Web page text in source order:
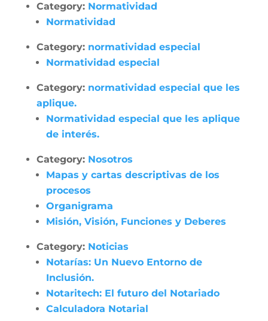
Category: Normatividad
Normatividad
Category: normatividad especial
Normatividad especial
Category: normatividad especial que les
aplique.
Normatividad especial que les aplique
de interés.
Category: Nosotros
Mapas y cartas descriptivas de los
procesos
Organigrama
Misión, Visión, Funciones y Deberes
Category: Noticias
Notarías: Un Nuevo Entorno de
Inclusión.
Notaritech: El futuro del Notariado
Calculadora Notarial